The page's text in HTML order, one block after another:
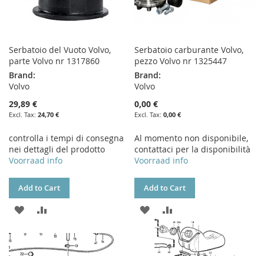
Serbatoio del Vuoto Volvo,
parte Volvo nr 1317860
Brand:
Volvo
29,89 €
24,70 €
controlla i tempi di consegna
nei dettagli del prodotto
Voorraad info
Add to Cart
ADD
WISHCOMPARE
Serbatoio carburante Volvo,
pezzo Volvo nr 1325447
Brand:
Volvo
0,00 €
0,00 €
Al momento non disponibile,
contattaci per la disponibilità
Voorraad info
Add to Cart
ADD
TO
WISH
TO
COMPARE